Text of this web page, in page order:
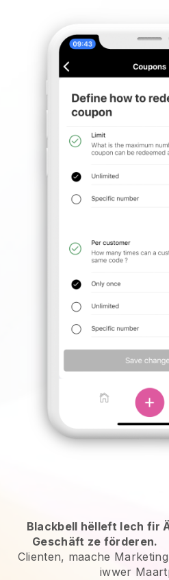
Blackbell hëlleft Iech fir
Geschäft ze förderen.
Clienten, maache
iwwer